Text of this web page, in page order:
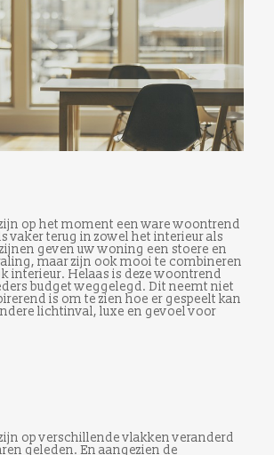
op het moment een ware woontrend
vaker terug in zowel het interieur als
geven uw woning een stoere en
maar zijn ook mooi te combineren
interieur. Helaas is deze woontrend
budget weggelegd. Dit neemt niet
is om te zien hoe er gespeelt kan
lichtinval, luxe en gevoel voor
op verschillende vlakken veranderd
geleden. En aangezien de